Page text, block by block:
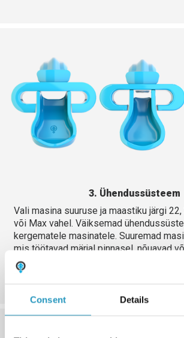
Consent Details
3. Ühendussüsteem
Vali masina suuruse ja maastiku järgi
või Max vahel. Väiksemad
kergematele masinatele. Suuremad
mis töötavad märjal pinnasel, nõuavad
ühendussüsteeme. Maxil on rohkem
vähendab kulumist.